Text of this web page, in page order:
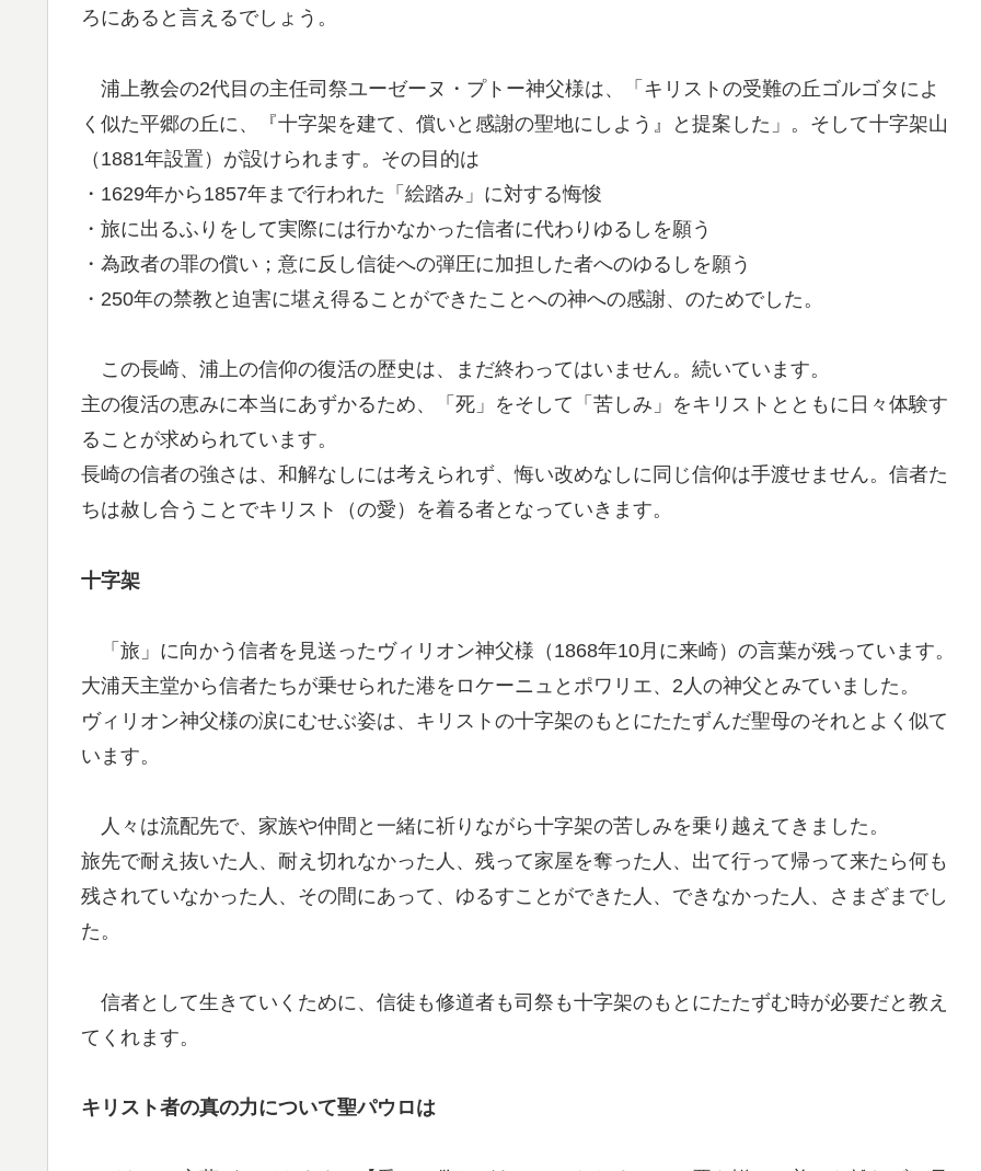
ろにあると言えるでしょう。
浦上教会の2代目の主任司祭ユーゼーヌ・プトー神父様は、「キリストの受難の丘ゴルゴタによ
く似た平郷の丘に、『十字架を建て、償いと感謝の聖地にしよう』と提案した」。そして十字架山
（1881年設置）が設けられます。その目的は
・1629年から1857年まで行われた「絵踏み」に対する悔悛
・旅に出るふりをして実際には行かなかった信者に代わりゆるしを願う
・為政者の罪の償い；意に反し信徒への弾圧に加担した者へのゆるしを願う
・250年の禁教と迫害に堪え得ることができたことへの神への感謝、のためでした。
この長崎、浦上の信仰の復活の歴史は、まだ終わってはいません。続いています。
主の復活の恵みに本当にあずかるため、「死」をそして「苦しみ」をキリストとともに日々体験す
ることが求められています。
長崎の信者の強さは、和解なしには考えられず、悔い改めなしに同じ信仰は手渡せません。信者た
ちは赦し合うことでキリスト（の愛）を着る者となっていきます。
十字架
「旅」に向かう信者を見送ったヴィリオン神父様（1868年10月に来崎）の言葉が残っています。
大浦天主堂から信者たちが乗せられた港をロケーニュとポワリエ、2人の神父とみていました。
ヴィリオン神父様の涙にむせぶ姿は、キリストの十字架のもとにたたずんだ聖母のそれとよく似て
います。
人々は流配先で、家族や仲間と一緒に祈りながら十字架の苦しみを乗り越えてきました。
旅先で耐え抜いた人、耐え切れなかった人、残って家屋を奪った人、出て行って帰って来たら何も
残されていなかった人、その間にあって、ゆるすことができた人、できなかった人、さまざまでし
た。
信者として生きていくために、信徒も修道者も司祭も十字架のもとにたたずむ時が必要だと教え
てくれます。
キリスト者の真の力について聖パウロは